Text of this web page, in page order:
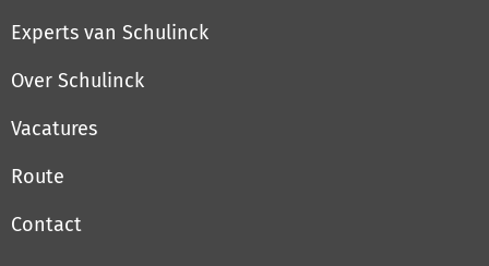
Experts van Schulinck
Over Schulinck
Vacatures
Route
Contact